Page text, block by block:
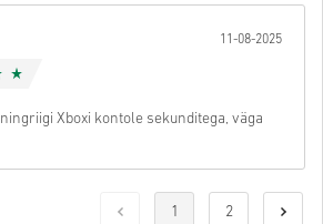
11-08-2025
Xboxi kontole sekunditega, väga
1 2